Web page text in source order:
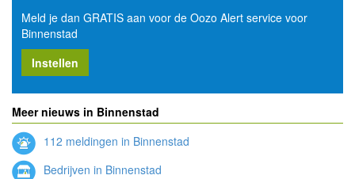
Meld je dan GRATIS aan voor de Oozo Alert service voor
Binnenstad
Instellen
Meer nieuws in Binnenstad
112 meldingen in Binnenstad
Bedrijven in Binnenstad